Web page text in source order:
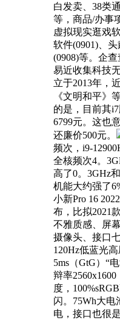
白发卖、38类
等，商品/办事
虚拟现实逛戏
软件(0901)、
(0908)等。企
易近收集科技
立于2013年，
《文明和平》
的是，目前其
6799元。这也
还廉价500元。
频次，i9-
全核频次4。
高了0。3GHz
机能大约强了
小新Pro 16
布，比拟2021
不雅质感、屏
摄像头、接口
120Hz低蓝光
5ms（GtG）“
辩率
度，
闪。75Wh大电
电，接口也很